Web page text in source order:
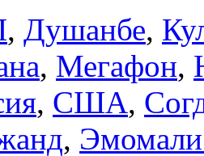
, Душанбе,
, Мегафон,
, США,
,